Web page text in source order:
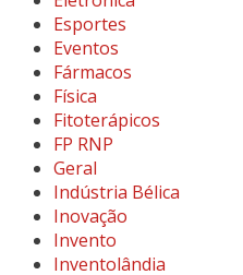
Esportes
Eventos
Fármacos
Física
Fitoterápicos
FP RNP
Geral
Indústria Bélica
Inovação
Invento
Inventolândia